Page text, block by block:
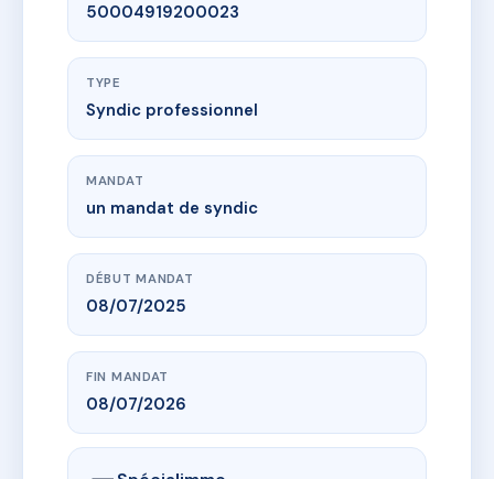
50004919200023
TYPE
Syndic professionnel
MANDAT
un mandat de syndic
DÉBUT MANDAT
08/07/2025
FIN MANDAT
08/07/2026